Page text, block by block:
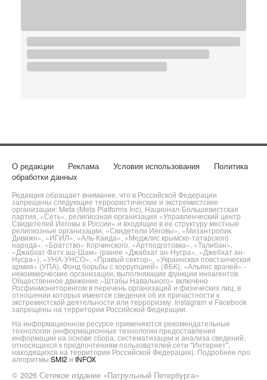
О редакции Реклама Условия использования
Политика
обработки данных
Редакция обращает внимание, что в Российской Федерации
запрещены следующие террористические и экстремистские
организации: Meta (Meta Platforms Inc), Национал-Большевистская
партия, «Сеть», религиозная организация «Управленческий центр
Свидетелей Иеговы в России» и входящие в ее структуру местные
религиозные организации, «Свидетели Иеговы», «Мизантропик
Дивижн», «ИГИЛ», «Аль-Каида», «Меджлис крымско-татарского
народа», «Братство» Корчинского, «Артподготовка», «Талибан»,
«Джабхат Фатх аш-Шам» (ранее «Джабхат ан-Нусра», «Джебхат ан-
Нусра»), «УНА-УНСО», «Правый сектор», «Украинская повстанческая
армия» (УПА). Фонд борьбы с коррупцией» (ФБК), «Альянс врачей» -
некоммерческие организации, выполняющие функции иноагентов.
Общественное движение «Штабы Навального» включено
Росфинмониторингом в перечень организаций и физических лиц, в
отношении которых имеются сведения об их причастности к
экстремистской деятельности или терроризму. Instagram и Facebook
запрещены на территории Российской Федерации.
На информационном ресурсе применяются рекомендательные
технологии (информационные технологии предоставления
информации на основе сбора, систематизации и анализа сведений,
относящихся к предпочтениям пользователей сети "Интернет",
находящихся на территории Российской Федерации). Подробнее про
алгоритмы SMI2 и INFOX
© 2026 Сетевое издание «Патрульный Петербурга»